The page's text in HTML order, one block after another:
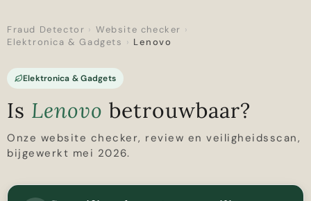
Fraud Detector › Website checker ›
Elektronica & Gadgets › Lenovo
Elektronica & Gadgets
Is Lenovo betrouwbaar?
Onze website checker, review en veiligheidsscan,
bijgewerkt mei 2026.